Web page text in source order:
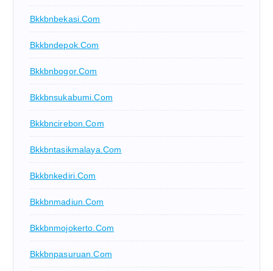
Bkkbnbekasi.com
Bkkbndepok.com
Bkkbnbogor.com
Bkkbnsukabumi.com
Bkkbncirebon.com
Bkkbntasikmalaya.com
Bkkbnkediri.com
Bkkbnmadiun.com
Bkkbnmojokerto.com
Bkkbnpasuruan.com